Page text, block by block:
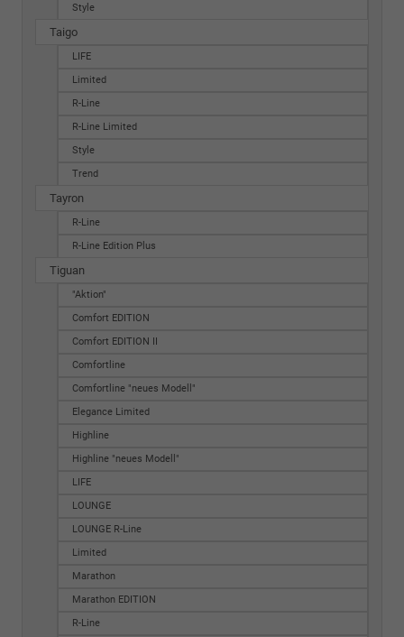
Style
Taigo
LIFE
Limited
R-Line
R-Line Limited
Style
Trend
Tayron
R-Line
R-Line Edition Plus
Tiguan
"Aktion"
Comfort EDITION
Comfort EDITION II
Comfortline
Comfortline "neues Modell"
Elegance Limited
Highline
Highline "neues Modell"
LIFE
LOUNGE
LOUNGE R-Line
Limited
Marathon
Marathon EDITION
R-Line